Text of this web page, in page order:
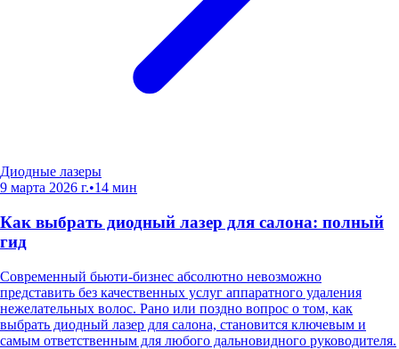
Диодные лазеры
9 марта 2026 г.•14 мин
Как выбрать диодный лазер для салона: полный
гид
Современный бьюти-бизнес абсолютно невозможно
представить без качественных услуг аппаратного удаления
нежелательных волос. Рано или поздно вопрос о том, как
выбрать диодный лазер для салона, становится ключевым и
самым ответственным для любого дальновидного руководителя.